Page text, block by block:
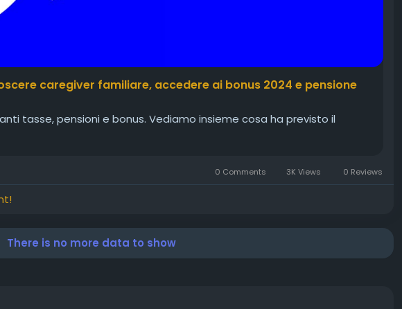
caregiver familiare, accedere ai bonus 2024 e pensione
tasse, pensioni e bonus. Vediamo insieme cosa ha previsto il
0 Comments 3K Views 0 Reviews
There is no more data to show